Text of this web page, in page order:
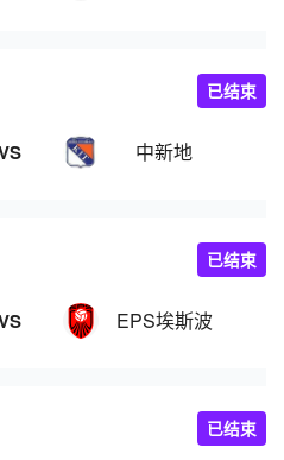
中新地
已结束
EPS埃斯波
已结束
已结束